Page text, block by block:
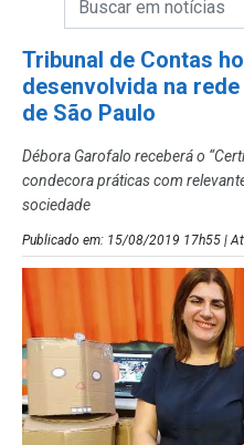
Tribunal de Contas
desenvolvida na
de São Paulo
Débora Garofalo receberá o
condecora práticas com
sociedade
Publicado em: 15/08/2019 17h55 |